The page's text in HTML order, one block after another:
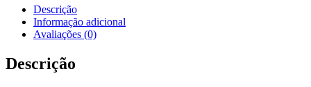
Descrição
Informação adicional
Avaliações (0)
Descrição